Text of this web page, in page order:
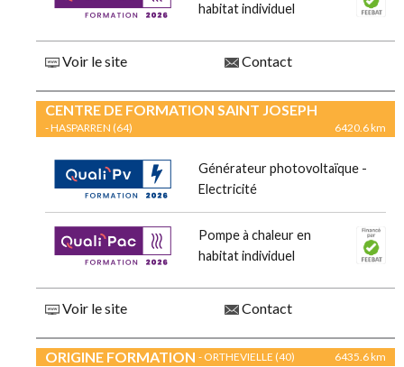
habitat individuel
Voir le site Contact
CENTRE DE FORMATION SAINT JOSEPH
- HASPARREN (64) 6420.6 km
Générateur photovoltaïque -
Electricité
Pompe à chaleur en
habitat individuel
Voir le site Contact
ORIGINE FORMATION - ORTHEVIELLE (40) 6435.6 km